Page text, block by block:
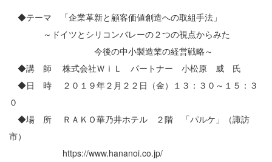
◆テーマ 「企業革新と顧客価値創造への取組手法」
～ドイツとシリコンバレーの２つの視点からみた
今後の中小製造業の経営戦略～
◆講 師 株式会社ＷｉＬ パートナー 小松原 威 氏
◆日 時 ２０１９年２月２２日（金）１３：３０～１５：３
０
◆場 所 ＲＡＫＯ華乃井ホテル ２階 「パルケ」（諏訪
市）
https://www.hananoi.co.jp/